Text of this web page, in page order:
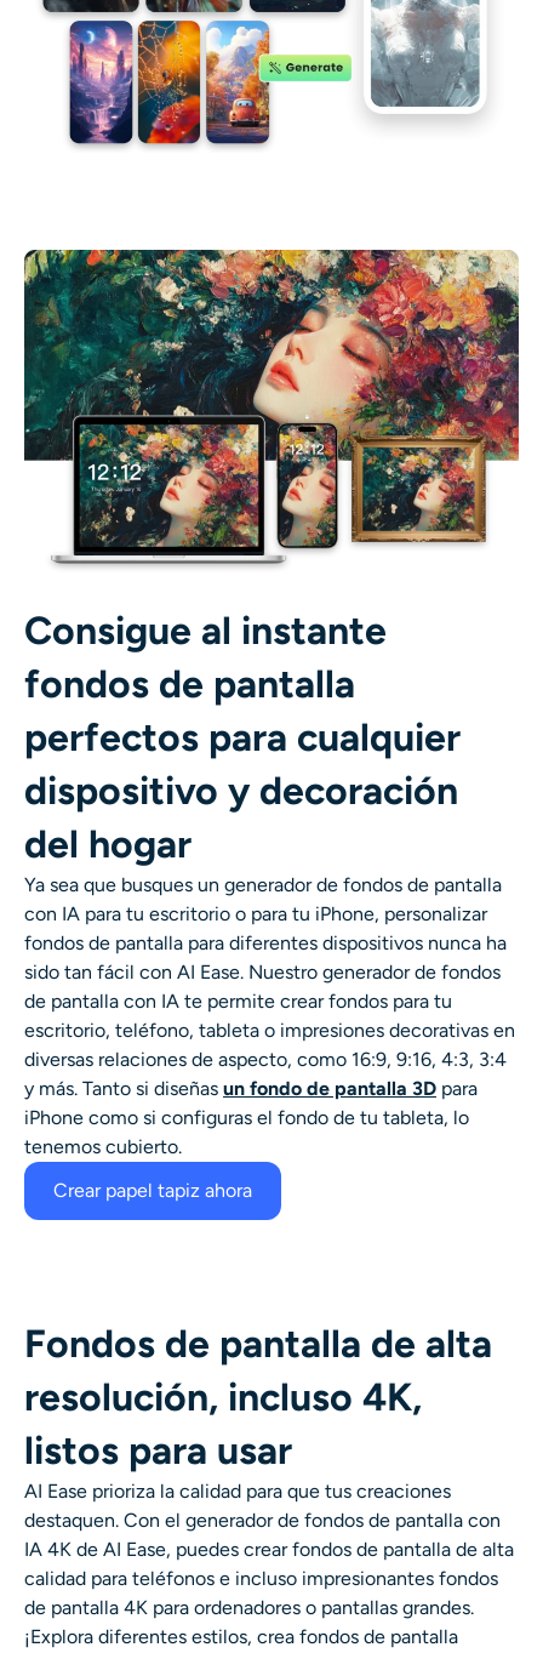
Consigue al instante
fondos de pantalla
perfectos para cualquier
dispositivo y decoración
del hogar
Ya sea que busques un generador de fondos de pantalla
con IA para tu escritorio o para tu iPhone, personalizar
fondos de pantalla para diferentes dispositivos nunca ha
sido tan fácil con AI Ease. Nuestro generador de fondos
de pantalla con IA te permite crear fondos para tu
escritorio, teléfono, tableta o impresiones decorativas en
diversas relaciones de aspecto, como 16:9, 9:16, 4:3, 3:4
y más. Tanto si diseñas un fondo de pantalla 3D para
iPhone como si configuras el fondo de tu tableta, lo
tenemos cubierto.
Crear papel tapiz ahora
Fondos de pantalla de alta
resolución, incluso 4K,
listos para usar
AI Ease prioriza la calidad para que tus creaciones
destaquen. Con el generador de fondos de pantalla con
IA 4K de AI Ease, puedes crear fondos de pantalla de alta
calidad para teléfonos e incluso impresionantes fondos
de pantalla 4K para ordenadores o pantallas grandes.
¡Explora diferentes estilos, crea fondos de pantalla